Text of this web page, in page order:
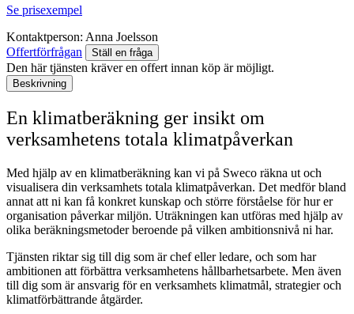
Se prisexempel
Kontaktperson: Anna Joelsson
Offertförfrågan
Ställ en fråga
Den här tjänsten kräver en offert innan köp är möjligt.
Beskrivning
En klimatberäkning ger insikt om
verksamhetens totala klimatpåverkan
Med hjälp av en klimatberäkning kan vi på Sweco räkna ut och
visualisera din verksamhets totala klimatpåverkan. Det medför bland
annat att ni kan få konkret kunskap och större förståelse för hur er
organisation påverkar miljön. Uträkningen kan utföras med hjälp av
olika beräkningsmetoder beroende på vilken ambitionsnivå ni har.
Tjänsten riktar sig till dig som är chef eller ledare, och som har
ambitionen att förbättra verksamhetens hållbarhetsarbete. Men även
till dig som är ansvarig för en verksamhets klimatmål, strategier och
klimatförbättrande åtgärder.